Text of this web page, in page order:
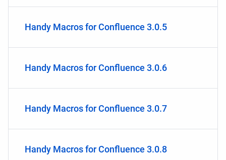
Handy Macros for Confluence 3.0.5
Handy Macros for Confluence 3.0.6
Handy Macros for Confluence 3.0.7
Handy Macros for Confluence 3.0.8